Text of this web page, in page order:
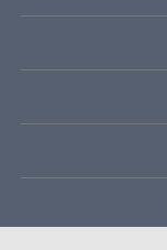
e
r
e
r